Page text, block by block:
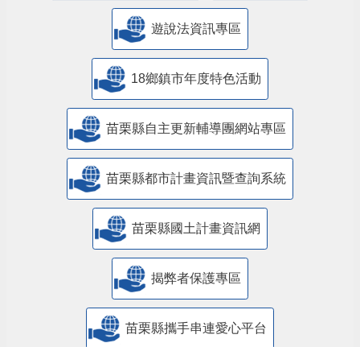
遊說法資訊專區
18鄉鎮市年度特色活動
苗栗縣自主更新輔導團網站專區
苗栗縣都市計畫資訊暨查詢系統
苗栗縣國土計畫資訊網
揭弊者保護專區
苗栗縣攜手串連愛心平台